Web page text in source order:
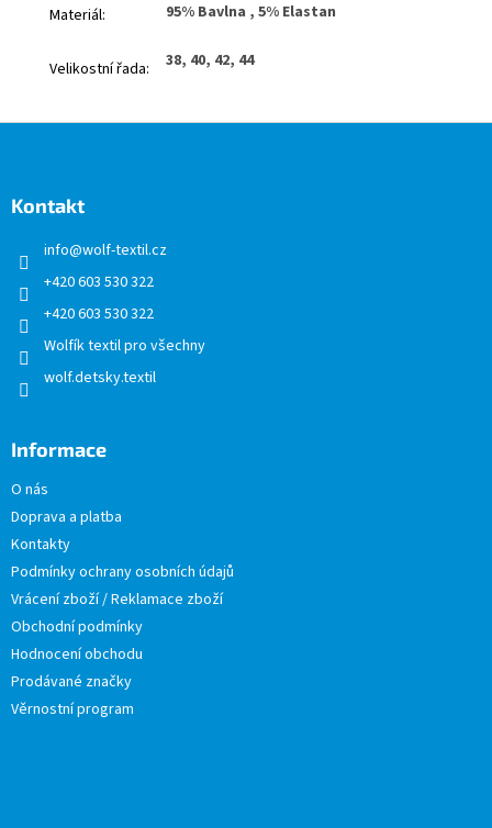
Materiál: 95% Bavlna , 5% Elastan
Velikostní řada: 38, 40, 42, 44
Kontakt
info@wolf-textil.cz
+420 603 530 322
+420 603 530 322
Wolfík textil pro všechny
wolf.detsky.textil
Informace
O nás
Doprava a platba
Kontakty
Podmínky ochrany osobních údajů
Vrácení zboží / Reklamace zboží
Obchodní podmínky
Hodnocení obchodu
Prodávané značky
Věrnostní program